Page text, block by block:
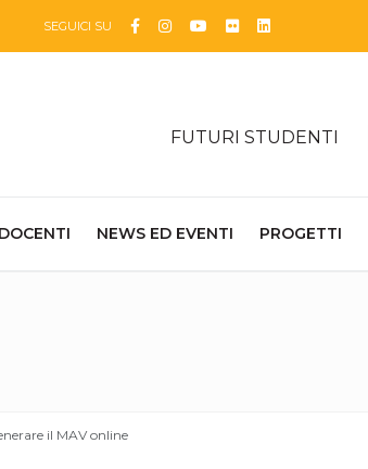
SEGUICI SU Facebook
Instagram
YouTube
FlickrLinkedin
FUTURI STUDENTI
DOCENTI NEWS ED EVENTI PROGETTI
il MAV online